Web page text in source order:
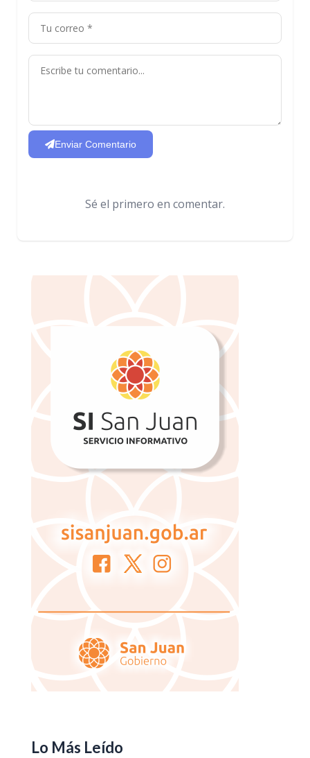
Enviar Comentario
Sé el primero en comentar.
Lo Más Leído